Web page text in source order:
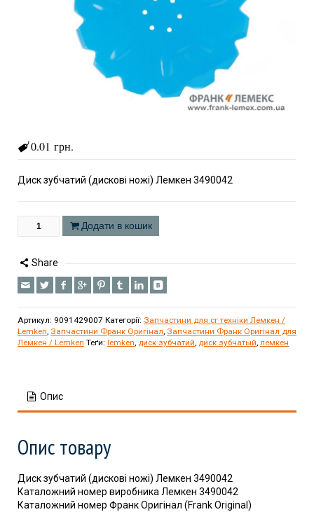
0.01 грн.
Диск зубчатий (дискові ножі) Лемкен 3490042
Додати в кошик
Share
Артикул: 9091429007 Категорії: Запчастини для сг техніки Лемкен /
Lemken, Запчастини Франк Оригінал, Запчастини Франк Оригінал для
Лемкен / Lemken Теґи: lemken, диск зубчатий, диск зубчатый, лемкен
Опис
Опис товару
Диск зубчатий (дискові ножі) Лемкен 3490042
Каталожний номер виробника Лемкен 3490042
Каталожний номер Франк Оригінал (Frank Original)